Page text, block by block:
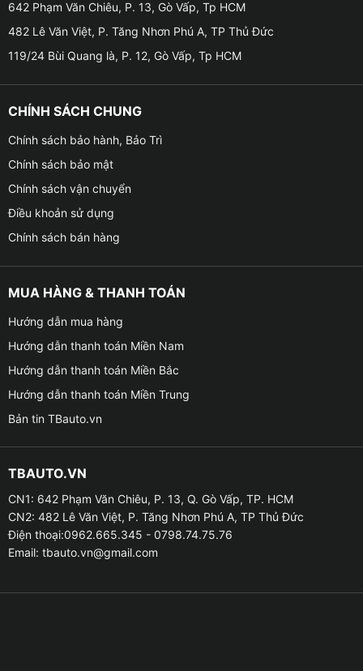
■ Khối lượng: 18kg
■ Chủng loại: Ắc quy khô (kín khí miễn bảo dưỡng)
■ Vị trí cọc: L
■ Sử dụng cho: Khởi động xe ô tô
■ Xuất xứ: Việt Nam
■ Ắc quy chỉ được bảo hành cho mục đích khởi động
động cơ (Ngoại trừ bình Ắc quy L30 và L100 dùng cho
mục đích thắp sáng).
3 . ĐẶC ĐIỂM NỔI BẬT BÌNH ẮC QUY KHÔ GS MF
85D26L ( 12V-75AH ) ?
➜ Bình ắc quy GS có dòng khởi động cao, ổn định, khả
năng tích trữ điện năng cao đáp ứng nhu cầu khởi
động động cơ của hầu hết các dòng xe ô tô hiện đại.
➜ Trên thị trường, bình ắc quy khô GS MF 85D26L (
642 Phạm Văn Chiêu, P. 13, Gò Vấp, Tp HCM
482 Lê Văn Việt, P. Tăng Nhơn Phú A, TP Thủ Đức
119/24 Bùi Quang là, P. 12, Gò Vấp, Tp HCM
CHÍNH SÁCH CHUNG
Chính sách bảo hành, Bảo Trì
Chính sách bảo mật
Chính sách vận chuyển
Điều khoản sử dụng
Chính sách bán hàng
MUA HÀNG & THANH TOÁN
Hướng dẫn mua hàng
Hướng dẫn thanh toán Miền Nam
Hướng dẫn thanh toán Miền Bắc
Hướng dẫn thanh toán Miền Trung
Bản tin TBauto.vn
TBAUTO.VN
CN1: 642 Phạm Văn Chiêu, P. 13, Q. Gò Vấp, TP. HCM
CN2: 482 Lê Văn Việt, P. Tăng Nhơn Phú A, TP Thủ Đức
Điện thoại:0962.665.345 - 0798.74.75.76
Email: tbauto.vn@gmail.com